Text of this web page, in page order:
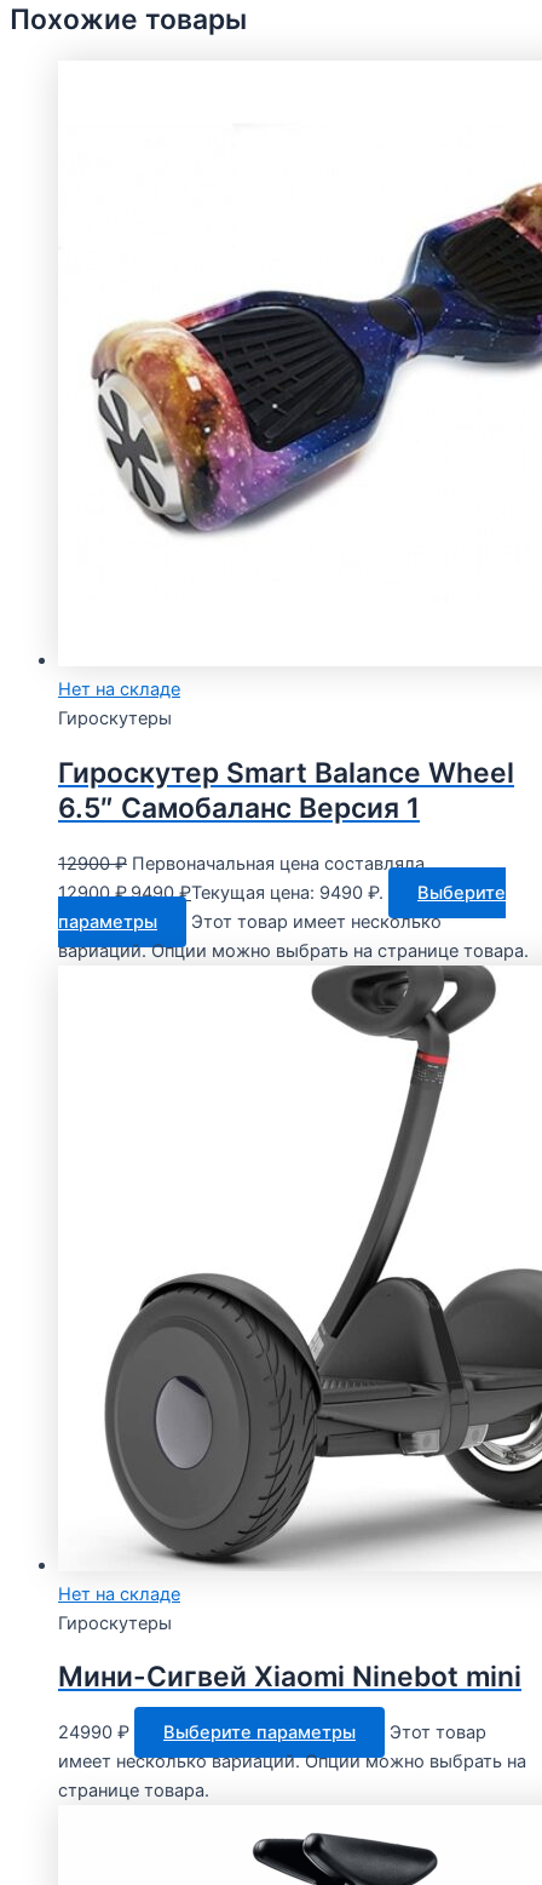
Похожие товары
Нет на складе
Гироскутеры
Гироскутер Smart Balance Wheel
6.5″ Самобаланс Версия 1
12900₽ Первоначальная цена составляла
12900 ₽.9490₽Текущая цена: 9490 ₽.
Выберите
параметры
Этот товар имеет несколько
вариаций. Опции можно выбрать на странице товара.
Нет на складе
Гироскутеры
Мини-Сигвей Xiaomi Ninebot mini
24990 ₽ Выберите параметры
Этот товар
имеет несколько вариаций. Опции можно выбрать на
странице товара.